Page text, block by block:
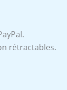
rétractables.